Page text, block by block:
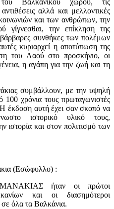
Βαλκανικού χώρου, τις
αλλά και μελλοντικές
και των ανθρώπων, την
γίγνεσθαι, την επίκληση της
βάρβαρες συνθήκες των πολέμων
κυριαρχεί η αποτύπωση της
του Λαού στο προσκήνιο, οι
η αγάπη για την ζωή και τη
συμβάλλουν, με την υψηλή
100 χρόνια τους πρωταγωνιστές
έκδοση αυτή έχει σαν σκοπό να
ιστορικό υλικό τους,
ιστορία και στον πολιτισμό των
(Εσώφυλλο) :
ήταν οι πρώτοι
και οι διασημότεροι
όλα τα Βαλκάνια.